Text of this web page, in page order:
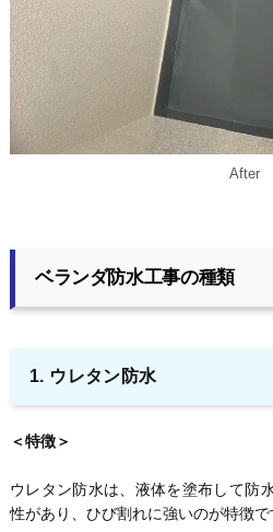
After
ベランダ防水工事の種類
1. ウレタン防水
＜特徴＞
ウレタン防水は、液体を塗布して防
性があり、ひび割れに強いのが特徴で